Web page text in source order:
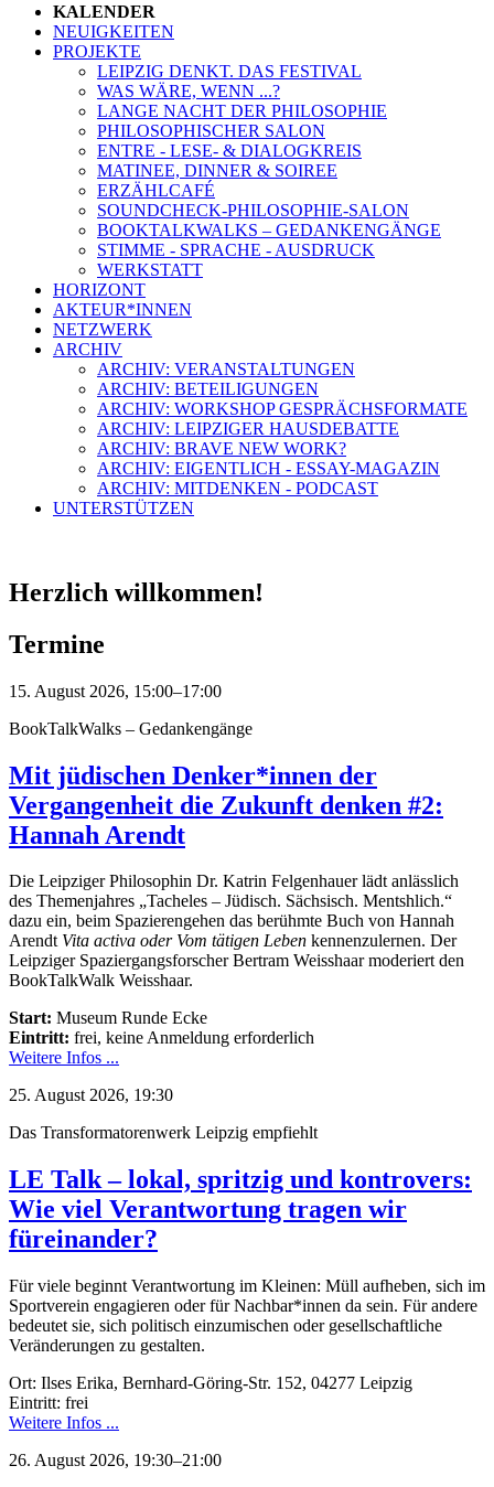
KALENDER
NEUIGKEITEN
PROJEKTE
LEIPZIG DENKT. DAS FESTIVAL
WAS WÄRE, WENN ...?
LANGE NACHT DER PHILOSOPHIE
PHILOSOPHISCHER SALON
ENTRE - LESE- & DIALOGKREIS
MATINEE, DINNER & SOIREE
ERZÄHLCAFÉ
SOUNDCHECK-PHILOSOPHIE-SALON
BOOKTALKWALKS – GEDANKENGÄNGE
STIMME - SPRACHE - AUSDRUCK
WERKSTATT
HORIZONT
AKTEUR*INNEN
NETZWERK
ARCHIV
ARCHIV: VERANSTALTUNGEN
ARCHIV: BETEILIGUNGEN
ARCHIV: WORKSHOP GESPRÄCHSFORMATE
ARCHIV: LEIPZIGER HAUSDEBATTE
ARCHIV: BRAVE NEW WORK?
ARCHIV: EIGENTLICH - ESSAY-MAGAZIN
ARCHIV: MITDENKEN - PODCAST
UNTERSTÜTZEN
Herzlich willkommen!
Termine
15. August 2026, 15:00–17:00
BookTalkWalks – Gedankengänge
Mit jüdischen Denker*innen der
Vergangenheit die Zukunft denken #2:
Hannah Arendt
Die Leipziger Philosophin Dr. Katrin Felgenhauer lädt anlässlich
des Themenjahres „Tacheles – Jüdisch. Sächsisch. Mentshlich.“
dazu ein, beim Spazierengehen das berühmte Buch von Hannah
Arendt Vita activa oder Vom tätigen Leben kennenzulernen. Der
Leipziger Spaziergangsforscher Bertram Weisshaar moderiert den
BookTalkWalk Weisshaar.
Start: Museum Runde Ecke
Eintritt: frei, keine Anmeldung erforderlich
Weitere Infos ...
25. August 2026, 19:30
Das Transformatorenwerk Leipzig empfiehlt
LE Talk – lokal, spritzig und kontrovers:
Wie viel Verantwortung tragen wir
füreinander?
Für viele beginnt Verantwortung im Kleinen: Müll aufheben, sich im
Sportverein engagieren oder für Nachbar*innen da sein. Für andere
bedeutet sie, sich politisch einzumischen oder gesellschaftliche
Veränderungen zu gestalten.
Ort: Ilses Erika, Bernhard-Göring-Str. 152, 04277 Leipzig
Eintritt: frei
Weitere Infos ...
26. August 2026, 19:30–21:00